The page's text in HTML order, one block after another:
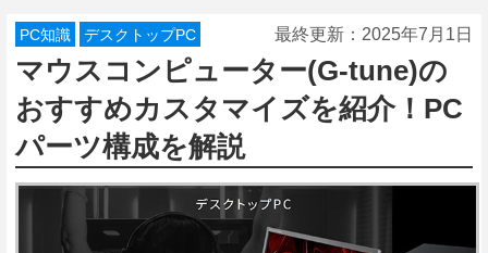
PC知識 デスクトップPC 最終更新： 2025年7月1日
マウスコンピューター(G-tune)の
おすすめカスタマイズを紹介！PC
パーツ構成を解説